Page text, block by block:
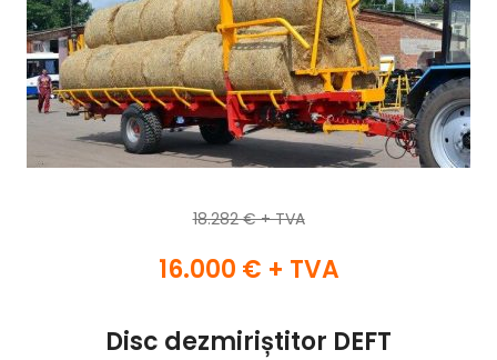
18.282 € + TVA
16.000 € + TVA
Disc dezmiriștitor DEFT